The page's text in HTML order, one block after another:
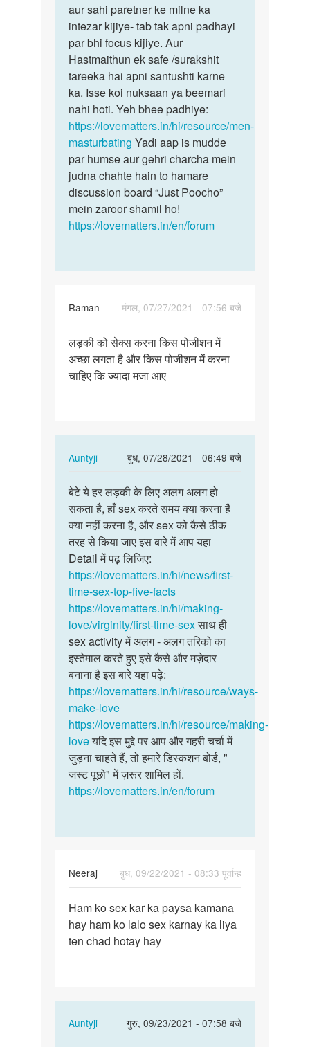
aur sahi paretner ke milne ka
intezar kijiye- tab tak apni padhayi
par bhi focus kijiye. Aur
Hastmaithun ek safe /surakshit
tareeka hai apni santushti karne
ka. Isse koi nuksaan ya beemari
nahi hoti. Yeh bhee padhiye:
https://lovematters.in/hi/resource/men-
masturbating Yadi aap is mudde
par humse aur gehri charcha mein
judna chahte hain to hamare
discussion board “Just Poocho”
mein zaroor shamil ho!
https://lovematters.in/en/forum
Raman
मंगल, 07/27/2021 - 07:56 बजे
लड़की
को
सेक्स
लड़की को सेक्स करना किस पोजीशन में
अच्छा लगता है और किस पोजीशन में करना
चाहिए कि ज्यादा मजा आए
Auntyji
बुध, 07/28/2021 - 06:49 बजे
In
to
लड़की
को
सेक्स
करना
किस…
by
Raman
बेटे
ये
हर
लड़की
के
लिए
अलग…
बेटे ये हर लड़की के लिए अलग अलग हो
सकता है, हाँ sex करते समय क्या करना है
क्या नहीं करना है, और sex को कैसे ठीक
तरह से किया जाए इस बारे में आप यहा
Detail में पढ़ लिजिए:
https://lovematters.in/hi/news/first-
time-sex-top-five-facts
https://lovematters.in/hi/making-
love/virginity/first-time-sexसाथ ही
sex activity में अलग - अलग तरिको का
इस्तेमाल करते हुए इसे कैसे और मज़ेदार
बनाना है इस बारे यहा पढ़े:
https://lovematters.in/hi/resource/ways-
make-love
https://lovematters.in/hi/resource/making-
loveयदि इस मुद्दे पर आप और गहरी चर्चा में
जुड़ना चाहते हैं, तो हमारे डिस्कशन बोर्ड, "
जस्ट पूछो" में ज़रूर शामिल हों.
https://lovematters.in/en/forum
Neeraj
बुध, 09/22/2021 - 08:33 पूर्वान्ह
Ham
ko
sex
Ham ko sex kar ka paysa kamana
hay ham ko lalo sex karnay ka liya
ten chad hotay hay
Auntyji
गुरु, 09/23/2021 - 07:58 बजे
In